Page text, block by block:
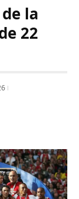
la
22